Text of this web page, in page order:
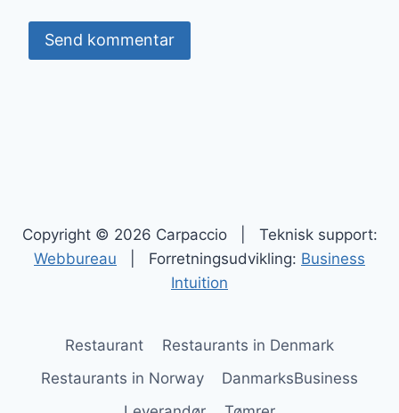
Copyright © 2026 Carpaccio | Teknisk support:
Webbureau | Forretningsudvikling: Business
Intuition
Restaurant
Restaurants in Denmark
Restaurants in Norway
DanmarksBusiness